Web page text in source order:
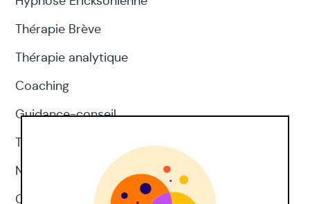
Thérapie Brève
Thérapie analytique
Coaching
Guidance-conseil
Thérapie d'acceptation et d'engagement
Neuropsychologie
CNV